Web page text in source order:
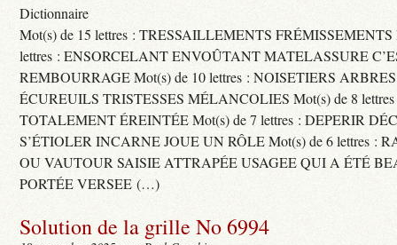
Dictionnaire
Mot(s) de 15 lettres : TRESSAILLEMENTS FRÉMISSEMENTS
lettres : ENSORCELANT ENVOÛTANT MATELASSURE
REMBOURRAGE Mot(s) de 10 lettres : NOISETIERS
ÉCUREUILS TRISTESSES MÉLANCOLIES Mot(s) de 8
TOTALEMENT ÉREINTÉE Mot(s) de 7 lettres : DEPERIR
S’ÉTIOLER INCARNE JOUE UN RÔLE Mot(s) de 6 lettres :
OU VAUTOUR SAISIE ATTRAPÉE USAGEE QUI A ÉTÉ
PORTÉE VERSEE (…)
Solution de la grille No 6994